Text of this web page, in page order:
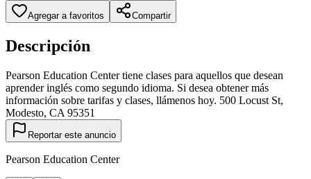
Agregar a favoritos Compartir
Descripción
Pearson Education Center tiene clases para aquellos que desean
aprender inglés como segundo idioma. Si desea obtener más
información sobre tarifas y clases, llámenos hoy. 500 Locust St,
Modesto, CA 95351
Reportar este anuncio
Pearson Education Center